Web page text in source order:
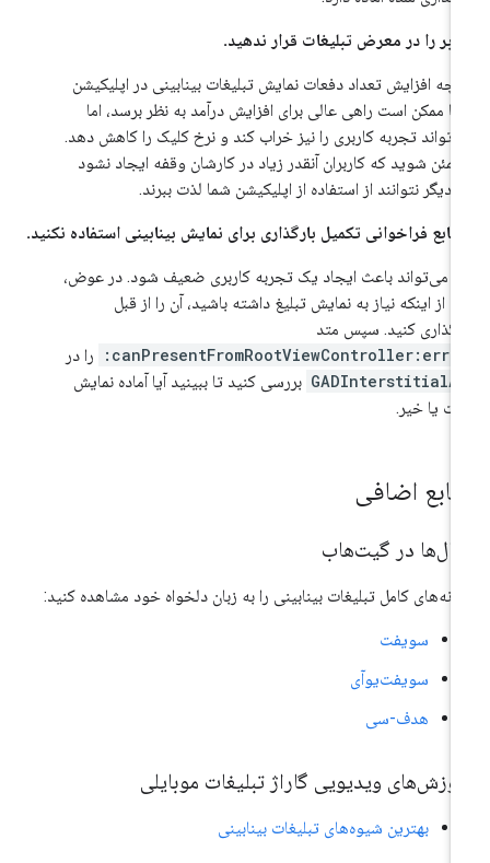
را در معرض تبلیغات قرار ندهید.
افزایش تعداد دفعات نمایش تبلیغات بینابینی در اپلیکیشن
ممکن است راهی عالی برای افزایش درآمد به نظر برسد، اما
تجربه کاربری را نیز خراب کند و نرخ کلیک را کاهش دهد.
شوید که کاربران آنقدر زیاد در کارشان وقفه ایجاد نشود
دیگر نتوانند از استفاده از اپلیکیشن شما لذت ببرند.
تابع فراخوانی تکمیل بارگذاری برای نمایش بینابینی استفاده نکنید.
می‌تواند باعث ایجاد یک تجربه کاربری ضعیف شود. در عوض،
از اینکه نیاز به نمایش تبلیغ داشته باشید، آن را از قبل
کنید. سپس متد
را در
بررسی کنید تا ببینید آیا آماده نمایش
یا خیر.
اضافی
در گیت‌هاب
کامل تبلیغات بینابینی را به زبان دلخواه خود مشاهده کنید:
سویفت
سویفت‌یو‌آی
هدف-سی
ویدیویی گاراژ تبلیغات موبایلی
بهترین شیوه‌های تبلیغات بینابینی